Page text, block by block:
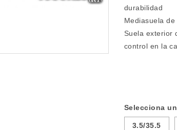
durabilidad
Mediasuela
Suela exterior
control en la
Selecciona
3.5/35.5